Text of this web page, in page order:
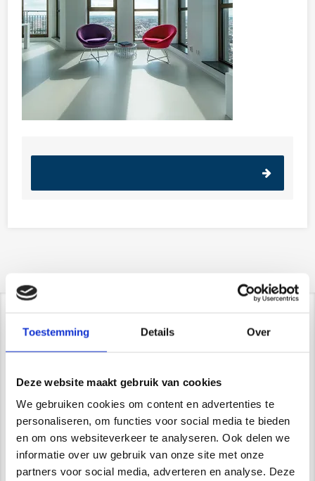
Toestemming Details Over
Deze website maakt gebruik van cookies
We gebruiken cookies om content en advertenties te
personaliseren, om functies voor social media te bieden
en om ons websiteverkeer te analyseren. Ook delen we
informatie over uw gebruik van onze site met onze
partners voor social media, adverteren en analyse. Deze
De Trompet 1141 in Heemskerk
info@newstyle-gietvloeren.nl
Tel. 0614333291
Showroom